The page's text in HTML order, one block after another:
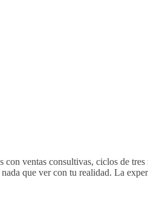
ventas consultivas, ciclos de tres
que ver con tu realidad. La